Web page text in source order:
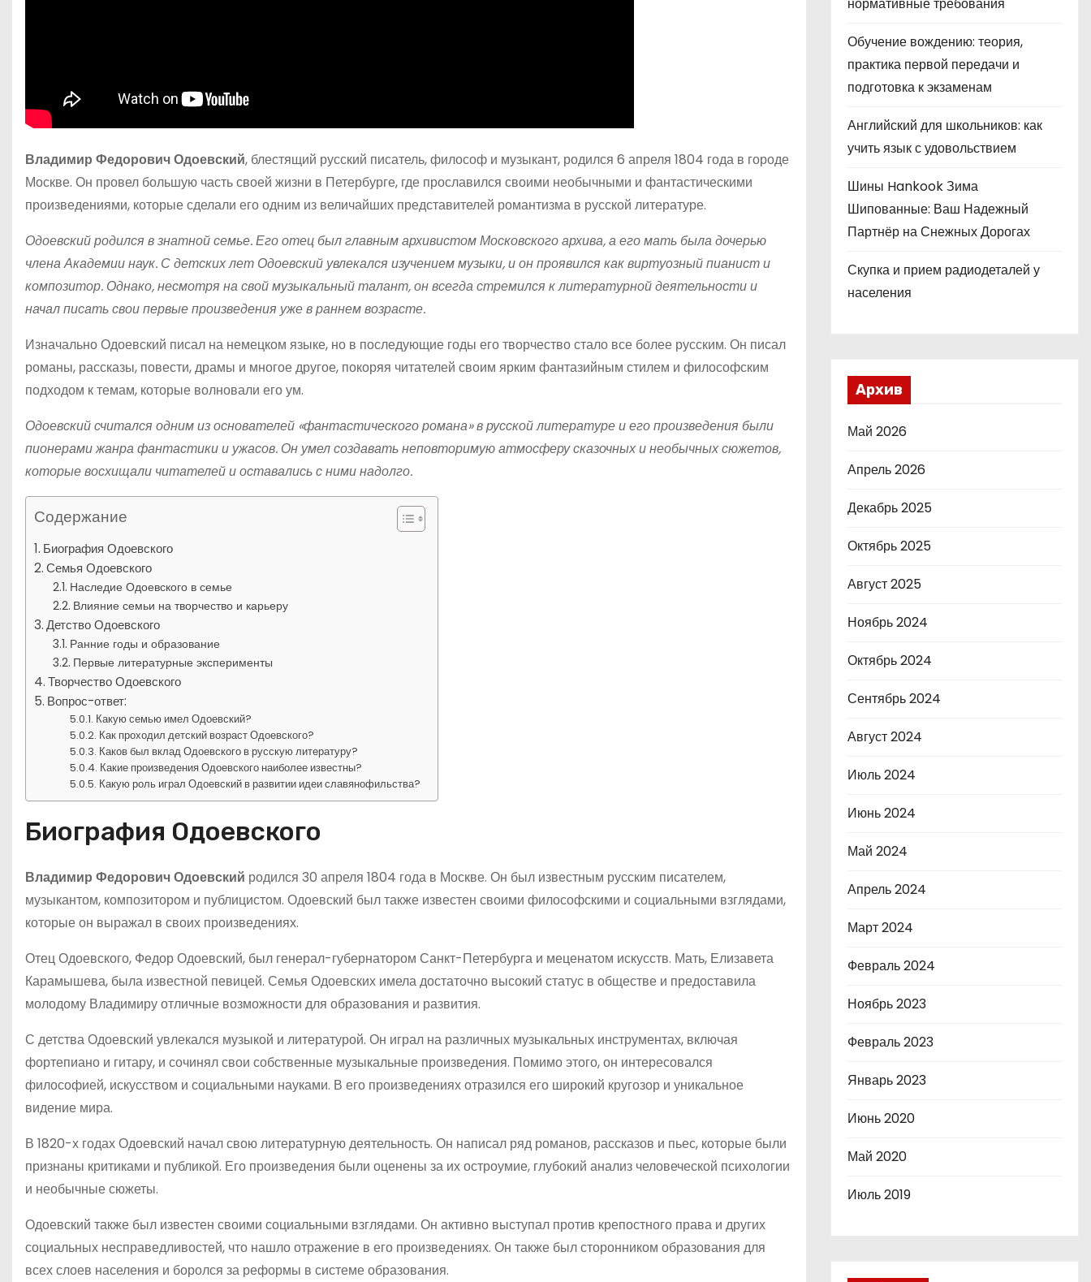
Владимир Федорович Одоевский, блестящий русский писатель, философ и музыкант, родился 6 апреля 1804 года в городе
Москве. Он провел большую часть своей жизни в Петербурге, где прославился своими необычными и фантастическими
произведениями, которые сделали его одним из величайших представителей романтизма в русской литературе.
Одоевский родился в знатной семье. Его отец был главным архивистом Московского архива, а его мать была дочерью
члена Академии наук. С детских лет Одоевский увлекался изучением музыки, и он проявился как виртуозный пианист и
композитор. Однако, несмотря на свой музыкальный талант, он всегда стремился к литературной деятельности и
начал писать свои первые произведения уже в раннем возрасте.
Изначально Одоевский писал на немецком языке, но в последующие годы его творчество стало все более русским. Он писал
романы, рассказы, повести, драмы и многое другое, покоряя читателей своим ярким фантазийным стилем и философским
подходом к темам, которые волновали его ум.
Одоевский считался одним из основателей «фантастического романа» в русской литературе и его произведения были
пионерами жанра фантастики и ужасов. Он умел создавать неповторимую атмосферу сказочных и необычных сюжетов,
которые восхищали читателей и оставались с ними надолго.
Содержание
Биография Одоевского
Семья Одоевского
Наследие Одоевского в семье
Влияние семьи на творчество и карьеру
Детство Одоевского
Ранние годы и образование
Первые литературные эксперименты
Творчество Одоевского
Вопрос-ответ:
Какую семью имел Одоевский?
Как проходил детский возраст Одоевского?
Каков был вклад Одоевского в русскую литературу?
Какие произведения Одоевского наиболее известны?
Какую роль играл Одоевский в развитии идеи славянофильства?
Биография Одоевского
Владимир Федорович Одоевский родился 30 апреля 1804 года в Москве. Он был известным русским писателем,
музыкантом, композитором и публицистом. Одоевский был также известен своими философскими и социальными взглядами,
которые он выражал в своих произведениях.
Отец Одоевского, Федор Одоевский, был генерал-губернатором Санкт-Петербурга и меценатом искусств. Мать, Елизавета
Карамышева, была известной певицей. Семья Одоевских имела достаточно высокий статус в обществе и предоставила
молодому Владимиру отличные возможности для образования и развития.
С детства Одоевский увлекался музыкой и литературой. Он играл на различных музыкальных инструментах, включая
фортепиано и гитару, и сочинял свои собственные музыкальные произведения. Помимо этого, он интересовался
философией, искусством и социальными науками. В его произведениях отразился его широкий кругозор и уникальное
видение мира.
В 1820-х годах Одоевский начал свою литературную деятельность. Он написал ряд романов, рассказов и пьес, которые были
признаны критиками и публикой. Его произведения были оценены за их остроумие, глубокий анализ человеческой психологии
и необычные сюжеты.
Одоевский также был известен своими социальными взглядами. Он активно выступал против крепостного права и других
социальных несправедливостей, что нашло отражение в его произведениях. Он также был сторонником образования для
всех слоев населения и боролся за реформы в системе образования.
Обучение вождению: теория,
практика первой передачи и
подготовка к экзаменам
Английский для школьников: как
учить язык с удовольствием
Шины Hankook Зима
Шипованные: Ваш Надежный
Партнёр на Снежных Дорогах
Скупка и прием радиодеталей у
населения
Архив
Май 2026
Апрель 2026
Декабрь 2025
Октябрь 2025
Август 2025
Ноябрь 2024
Октябрь 2024
Сентябрь 2024
Август 2024
Июль 2024
Июнь 2024
Май 2024
Апрель 2024
Март 2024
Февраль 2024
Ноябрь 2023
Февраль 2023
Январь 2023
Июнь 2020
Май 2020
Июль 2019